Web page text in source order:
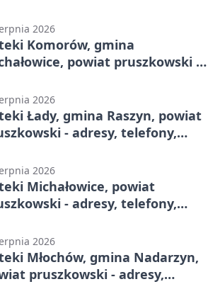
2026
Komorów, gmina
powiat pruszkowski -
2026
Łady, gmina Raszyn, powiat
- adresy, telefony,
2026
Michałowice, powiat
- adresy, telefony,
2026
Młochów, gmina Nadarzyn,
pruszkowski - adresy,